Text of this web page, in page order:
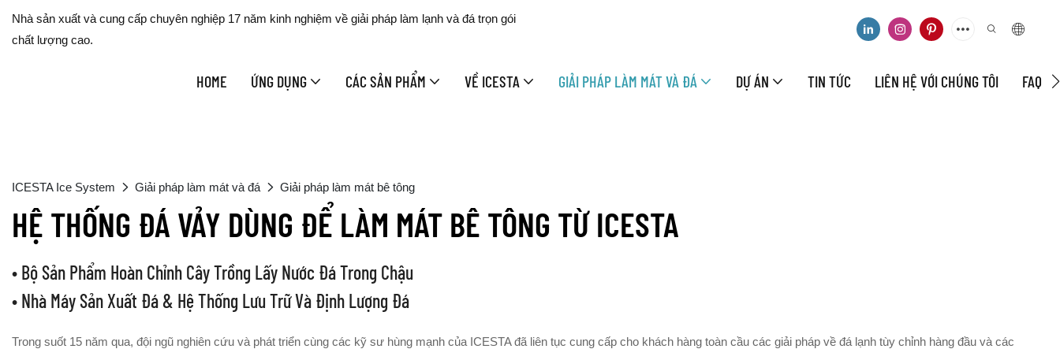
Nhà sản xuất và cung cấp chuyên nghiệp 17 năm kinh nghiệm về giải pháp làm lạnh và đá trọn gói
chất lượng cao.
HOME ỨNG DỤNG CÁC SẢN PHẨM VỀ ICESTA GIẢI PHÁP LÀM MÁT VÀ ĐÁ DỰ ÁN TIN TỨC LIÊN HỆ VỚI CHÚNG TÔI FAQ
ICESTA Ice System Giải pháp làm mát và đá Giải pháp làm mát bê tông
HỆ THỐNG ĐÁ VẢY DÙNG ĐỂ LÀM MÁT BÊ TÔNG TỪ ICESTA
• Bộ Sản Phẩm Hoàn Chỉnh Cây Trồng Lấy Nước Đá Trong Chậu
• Nhà Máy Sản Xuất Đá & Hệ Thống Lưu Trữ Và Định Lượng Đá
Trong suốt 15 năm qua, đội ngũ nghiên cứu và phát triển cùng các kỹ sư hùng mạnh của ICESTA đã liên tục cung cấp cho khách hàng toàn cầu các giải pháp về đá lạnh tùy chỉnh hàng đầu và các